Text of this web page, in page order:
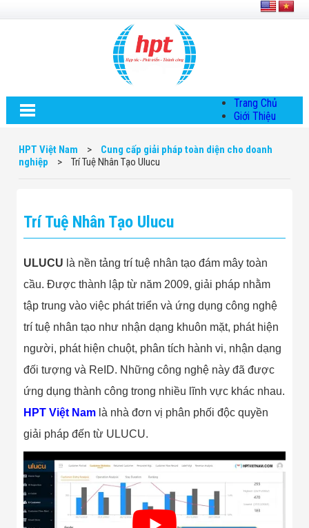
Trang Chủ
Giới Thiệu
Nam
Hội Đồng Quản
Thông Tin
Chuyển Khoản
Giải Pháp
Giải Pháp Thiết
Bị Ngành Thủy
Sản - Đông
Giải Pháp Thiết
Bị Ngành Thực
Phẩm Đóng Gói
Giải Pháp Thiết
Bị Ngành May
Mặc - Giày Da
Kiện Điện Tử
Giải Pháp Thiết
Bị Ngành Giáo
Dục
Giải Pháp Thiết
HPT Việt Nam >
Cung cấp giải pháp toàn diện cho doanh
nghiệp
> Trí Tuệ Nhân Tạo Ulucu
Trí Tuệ Nhân Tạo Ulucu
ULUCU là nền tảng trí tuệ nhân tạo đám mây toàn
cầu. Được thành lập từ năm 2009, giải pháp nhằm
tập trung vào việc phát triển và ứng dụng công nghệ
trí tuệ nhân tạo như nhận dạng khuôn mặt, phát hiện
người, phát hiện chuột, phân tích hành vi, nhận dạng
đối tượng và ReID. Những công nghệ này đã được
ứng dụng thành công trong nhiều lĩnh vực khác nhau.
HPT Việt Nam là nhà đơn vị phân phối độc quyền
giải pháp đến từ ULUCU.